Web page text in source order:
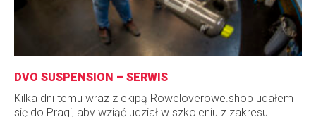
DVO SUSPENSION – SERWIS
Kilka dni temu wraz z ekipą Roweloverowe.shop udałem
się do Pragi, aby wziąć udział w szkoleniu z zakresu